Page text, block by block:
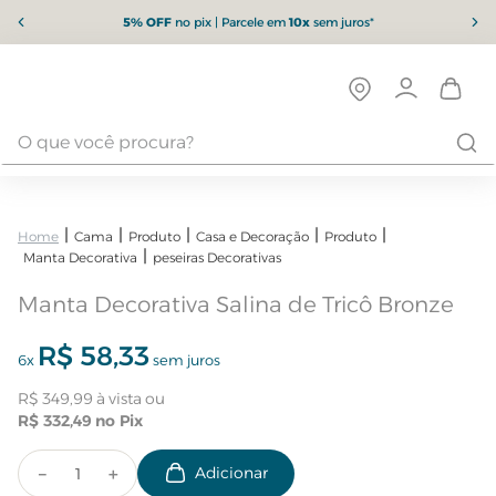
5% OFFno pix | Parcele em10xsem juros*
Cama Produto Casa e Decoração
Produto
Manta Decorativa
peseiras Decorativas
Manta Decorativa Salina de Tricô Bronze
6x R$ 58,33sem juros
R$ 349,99
R$ 332,49
＋
－